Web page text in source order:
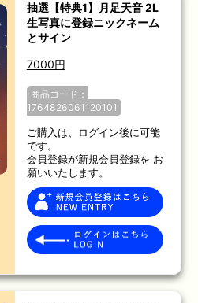
抽選【特典1】月足天音 2L
生写真に登録ニックネーム
とサイン
7000円
商品コード：
1764826061120101
ご購入は、ログイン後に可能
です。
会員登録が新規会員登録を お
願いいたします。